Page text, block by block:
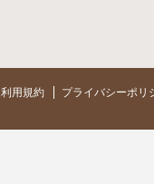
利用規約 プライバシーポリ